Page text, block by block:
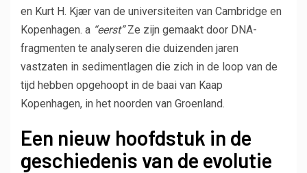
en Kurt H. Kjær van de universiteiten van Cambridge en
Kopenhagen. a “eerst”Ze zijn gemaakt door DNA-
fragmenten te analyseren die duizenden jaren
vastzaten in sedimentlagen die zich in de loop van de
tijd hebben opgehoopt in de baai van Kaap
Kopenhagen, in het noorden van Groenland.
Een nieuw hoofdstuk in de
geschiedenis van de evolutie